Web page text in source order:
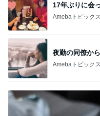
17年ぶりに会
Amebaトピックス
夜勤の同僚か
Amebaトピックス